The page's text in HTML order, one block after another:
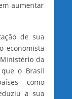
aumentar
de sua
economista
da
o Brasil
como
a sua